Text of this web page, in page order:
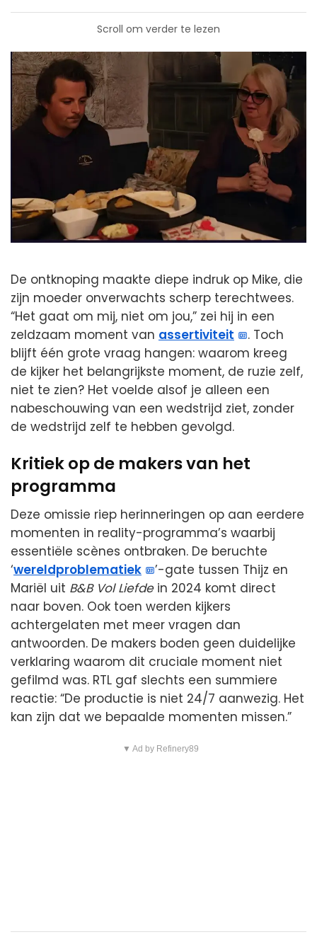
Scroll om verder te lezen
De ontknoping maakte diepe indruk op Mike, die
zijn moeder onverwachts scherp terechtwees.
“Het gaat om mij, niet om jou,” zei hij in een
zeldzaam moment van assertiviteit
. Toch
blijft één grote vraag hangen: waarom kreeg
de kijker het belangrijkste moment, de ruzie zelf,
niet te zien? Het voelde alsof je alleen een
nabeschouwing van een wedstrijd ziet, zonder
de wedstrijd zelf te hebben gevolgd.
Kritiek op de makers van het
programma
Deze omissie riep herinneringen op aan eerdere
momenten in reality-programma’s waarbij
essentiële scènes ontbraken. De beruchte
‘wereldproblematiek
’-gate tussen Thijz en
Mariël uit B&B Vol Liefdein 2024 komt direct
naar boven. Ook toen werden kijkers
achtergelaten met meer vragen dan
antwoorden. De makers boden geen duidelijke
verklaring waarom dit cruciale moment niet
gefilmd was. RTL gaf slechts een summiere
reactie: “De productie is niet 24/7 aanwezig. Het
kan zijn dat we bepaalde momenten missen.”
▼ Ad by Refinery89